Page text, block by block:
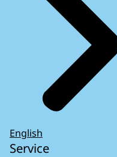
English
Service